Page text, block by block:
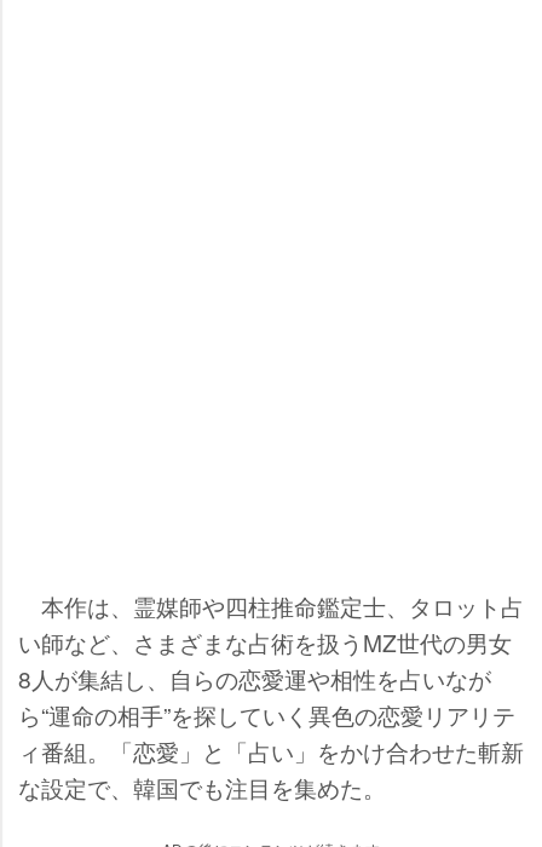
本作は、霊媒師や四柱推命鑑定士、タロット占
い師など、さまざまな占術を扱うMZ世代の男女
8人が集結し、自らの恋愛運や相性を占いなが
ら“運命の相手”を探していく異色の恋愛リアリテ
ィ番組。「恋愛」と「占い」をかけ合わせた斬新
な設定で、韓国でも注目を集めた。